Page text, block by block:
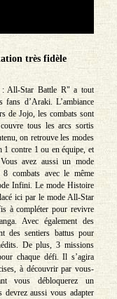
très fidèle
: All-Star Battle R" a tout
d’Araki. L’ambiance
de Jojo, les combats sont
tous les arcs sortis
on retrouve les modes
1 contre 1 ou en équipe, et
avez aussi un mode
8 combats avec le même
Infini. Le mode Histoire
ici par le mode All-Star
à compléter pour revivre
Avec également des
des sentiers battus pour
De plus, 3 missions
chaque défi. Il s’agira
à découvrir par vous-
vous débloquerez un
devrez aussi vous adapter